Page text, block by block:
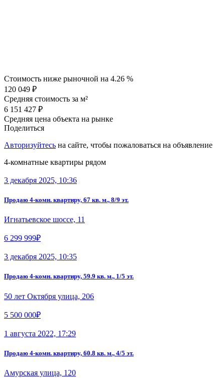
Стоимость ниже рыночной на 4.26 %
120 049 ₽
Средняя стоимость за м²
6 151 427 ₽
Средняя цена объекта на рынке
Поделиться
Авторизуйтесь на сайте, чтобы пожаловаться на объявление
4-комнатные квартиры рядом
3 декабря 2025, 10:36
Продаю 4-комн. квартиру, 67 кв. м., 8/9 эт.
Игнатьевское шоссе, 11
6 299 999₽
3 декабря 2025, 10:35
Продаю 4-комн. квартиру, 59.9 кв. м., 1/5 эт.
50 лет Октября улица, 206
5 500 000₽
1 августа 2022, 17:29
Продаю 4-комн. квартиру, 60.8 кв. м., 4/5 эт.
Амурская улица, 120